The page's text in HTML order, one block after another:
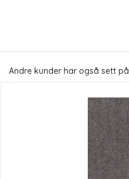
Andre kunder har også sett på